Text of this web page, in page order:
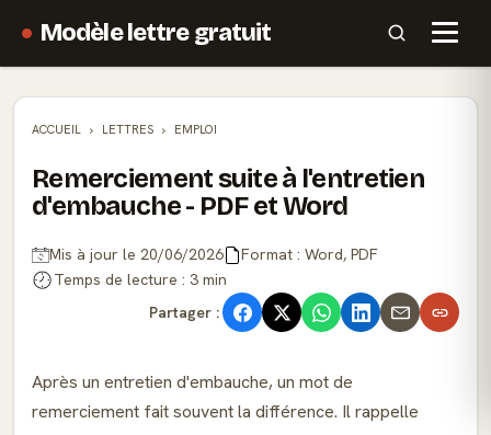
Modèle lettre gratuit
ACCUEIL LETTRES EMPLOI
Remerciement suite à l'entretien
d'embauche - PDF et Word
Mis à jour le 20/06/2026
Format : Word, PDF
Temps de lecture : 3 min
Partager :
Après un entretien d'embauche, un mot de
remerciement fait souvent la différence. Il rappelle